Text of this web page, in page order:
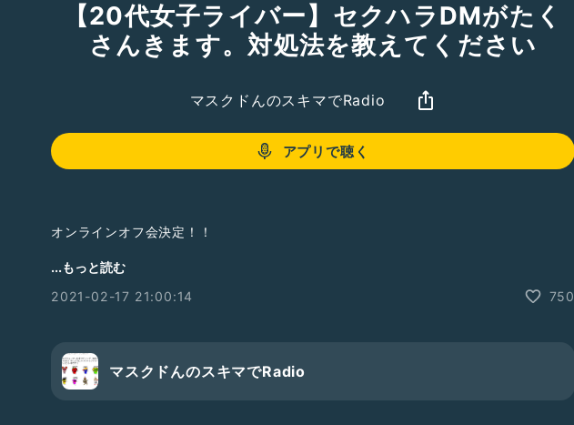
【20代女子ライバー】セクハラDMがたく
さんきます。対処法を教えてください
マスクドんのスキマでRadio
アプリで聴く
オンラインオフ会決定！！
【3/13 Day.1】第7回 マスクドんオンラインオフ会～空気を読んでそんなにいいこと
...もっと読む
2021-02-17 21:00:14
750
マスクドんのスキマでRadio